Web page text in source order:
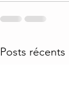
Posts récents